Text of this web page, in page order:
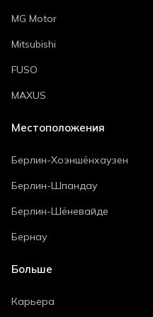
MG Motor
Mitsubishi
FUSO
MAXUS
Местоположения
Берлин-Хоэншёнхаузен
Берлин-Шпандау
Берлин-Шёневайде
Бернау
Больше
Карьера